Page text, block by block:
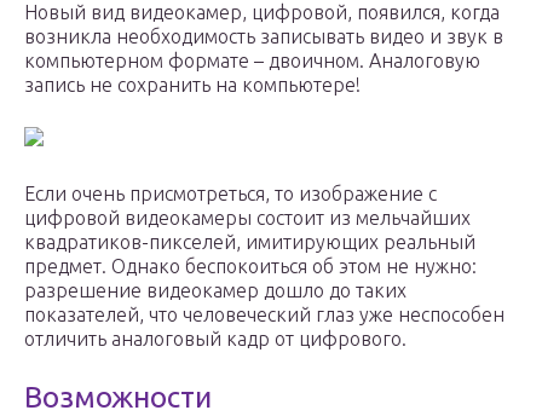
Новый вид видеокамер, цифровой, появился, когда
возникла необходимость записывать видео и звук в
компьютерном формате – двоичном. Аналоговую
запись не сохранить на компьютере!
Если очень присмотреться, то изображение с
цифровой видеокамеры состоит из мельчайших
квадратиков-пикселей, имитирующих реальный
предмет. Однако беспокоиться об этом не нужно:
разрешение видеокамер дошло до таких
показателей, что человеческий глаз уже неспособен
отличить аналоговый кадр от цифрового.
Возможности